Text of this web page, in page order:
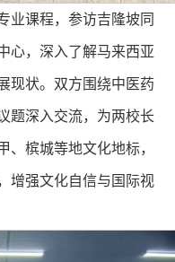
业课程，参访吉隆坡同
心，深入了解马来西亚
现状。双方围绕中医药
题深入交流，为两校长
、槟城等地文化地标，
增强文化自信与国际视